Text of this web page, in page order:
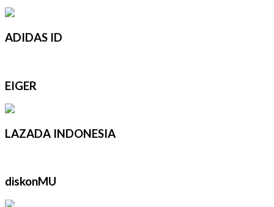
ADIDAS ID
EIGER
LAZADA INDONESIA
diskonMU